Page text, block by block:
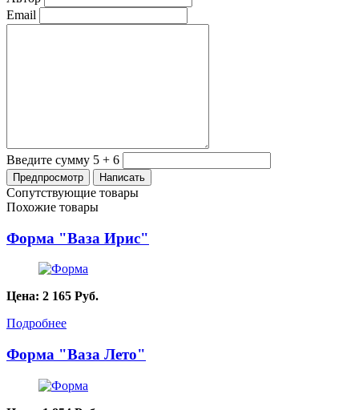
Email
Введите сумму 5 + 6
Сопутствующие товары
Похожие товары
Форма "Ваза Ирис"
Цена: 2 165 Руб.
Подробнее
Форма "Ваза Лето"